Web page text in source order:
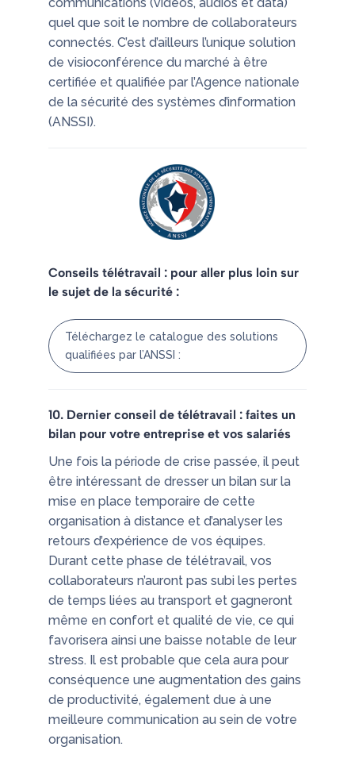
quel que soit le nombre de collaborateurs
connectés. C’est d’ailleurs l’unique solution
de visioconférence du marché à être
certifiée et qualifiée par l’Agence nationale
de la sécurité des systèmes d’information
(ANSSI).
Conseils télétravail : pour aller plus loin sur
le sujet de la sécurité :
Téléchargez le catalogue des solutions
qualifiées par l’ANSSI :
10. Dernier conseil de télétravail : faites un
bilan pour votre entreprise et vos salariés
Une fois la période de crise passée, il peut
être intéressant de dresser un bilan sur la
mise en place temporaire de cette
organisation à distance et d’analyser les
retours d’expérience de vos équipes.
Durant cette phase de télétravail, vos
collaborateurs n’auront pas subi les pertes
de temps liées au transport et gagneront
même en confort et qualité de vie, ce qui
favorisera ainsi une baisse notable de leur
stress. Il est probable que cela aura pour
conséquence une augmentation des gains
de productivité, également due à une
meilleure communication au sein de votre
organisation.